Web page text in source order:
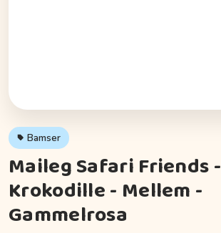
Bamser
Maileg Safari Friends -
Krokodille - Mellem -
Gammelrosa